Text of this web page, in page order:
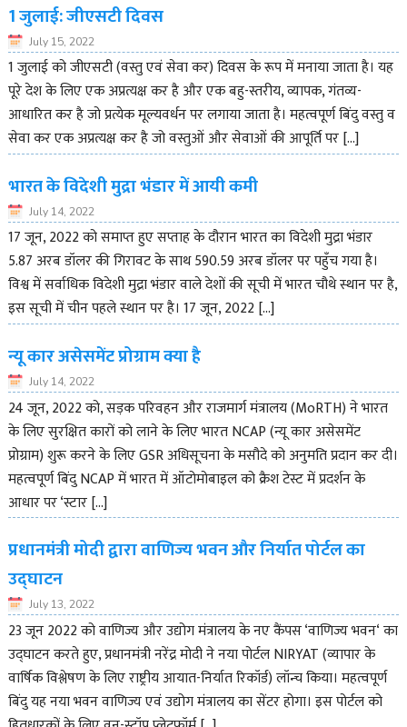
1 जुलाई: जीएसटी दिवस
July 15, 2022
1 जुलाई को जीएसटी (वस्तु एवं सेवा कर) दिवस के रूप में मनाया जाता है। यह
पूरे देश के लिए एक अप्रत्यक्ष कर है और एक बहु-स्तरीय, व्यापक, गंतव्य-
आधारित कर है जो प्रत्येक मूल्यवर्धन पर लगाया जाता है। महत्वपूर्ण बिंदु वस्तु व
सेवा कर एक अप्रत्यक्ष कर है जो वस्तुओं और सेवाओं की आपूर्ति पर […]
भारत के विदेशी मुद्रा भंडार में आयी कमी
July 14, 2022
17 जून, 2022 को समाप्त हुए सप्ताह के दौरान भारत का विदेशी मुद्रा भंडार
5.87 अरब डॉलर की गिरावट के साथ 590.59 अरब डॉलर पर पहुँच गया है।
विश्व में सर्वाधिक विदेशी मुद्रा भंडार वाले देशों की सूची में भारत चौथे स्थान पर है,
इस सूची में चीन पहले स्थान पर है। 17 जून, 2022 […]
न्यू कार असेसमेंट प्रोग्राम क्या है
July 14, 2022
24 जून, 2022 को, सड़क परिवहन और राजमार्ग मंत्रालय (MoRTH) ने भारत
के लिए सुरक्षित कारों को लाने के लिए भारत NCAP (न्यू कार असेसमेंट
प्रोग्राम) शुरू करने के लिए GSR अधिसूचना के मसौदे को अनुमति प्रदान कर दी।
महत्वपूर्ण बिंदु NCAP में भारत में ऑटोमोबाइल को क्रैश टेस्ट में प्रदर्शन के
आधार पर ‘स्टार […]
प्रधानमंत्री मोदी द्वारा वाणिज्य भवन और निर्यात पोर्टल का
उद्घाटन
July 13, 2022
23 जून 2022 को वाणिज्य और उद्योग मंत्रालय के नए कैंपस ‘वाणिज्य भवन‘ का
उद्घाटन करते हुए, प्रधानमंत्री नरेंद्र मोदी ने नया पोर्टल NIRYAT (व्यापार के
वार्षिक विश्लेषण के लिए राष्ट्रीय आयात-निर्यात रिकॉर्ड) लॉन्च किया। महत्वपूर्ण
बिंदु यह नया भवन वाणिज्य एवं उद्योग मंत्रालय का सेंटर होगा। इस पोर्टल को